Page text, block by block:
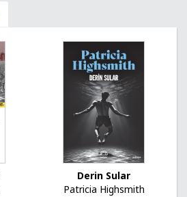
Derin Sular
Patricia Highsmith